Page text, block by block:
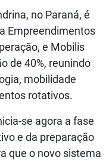
no Paraná, é
Empreendimentos
e Mobilis
de 40%, reunindo
mobilidade
rotativos.
se agora a fase
e da preparação
que o novo sistema